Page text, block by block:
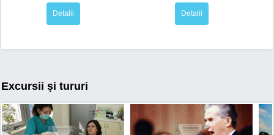
Detalii Detalii
Excursii și tururi